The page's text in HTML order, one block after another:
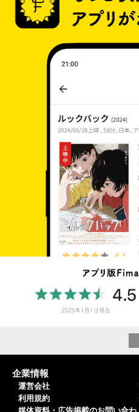
企業情報
運営会社
利用規約